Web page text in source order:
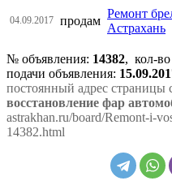
04.09.2017 продам
Ремонт
Астрахань
№ объявления: 14382, кол-
подачи объявления:
постоянный адрес страницы
восстановление фар
astrakhan.ru/board/Remont-i-
14382.html